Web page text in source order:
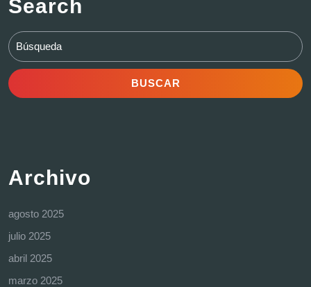
Search
Buscar:
Archivo
agosto 2025
julio 2025
abril 2025
marzo 2025